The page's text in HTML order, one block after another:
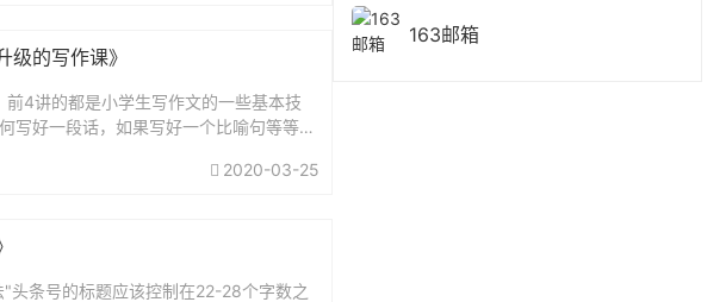
级的写作课》
4讲的都是小学生写作文的一些基本技
写好一段话，如果写好一个比喻句等等，
2020-03-25
头条号的标题应该控制在22-28个字数之
163邮箱